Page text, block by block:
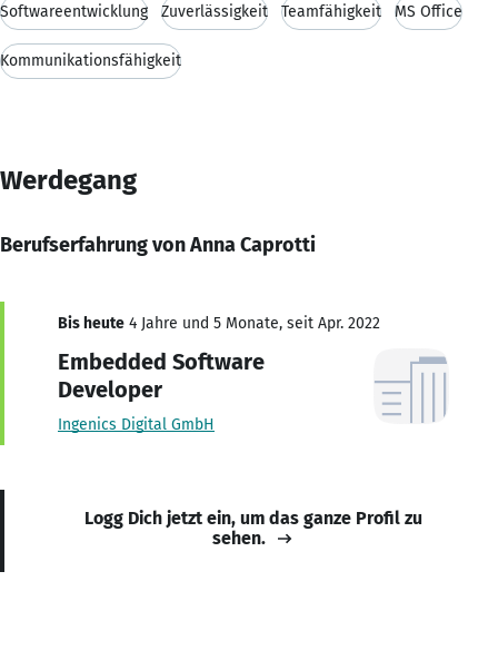
Softwareentwicklung Zuverlässigkeit Teamfähigkeit MS Office
Kommunikationsfähigkeit
Werdegang
Berufserfahrung von Anna Caprotti
Bis heute 4 Jahre und 5 Monate, seit Apr. 2022
Embedded Software
Developer
Ingenics Digital GmbH
Logg Dich jetzt ein, um das ganze Profil zu
sehen.